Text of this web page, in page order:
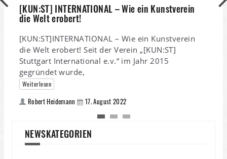
[KUN:ST] INTERNATIONAL – Wie ein Kunstverein
die Welt erobert!
[KUN:ST]INTERNATIONAL – Wie ein Kunstverein
die Welt erobert! Seit der Verein „[KUN:ST]
Stuttgart International e.v.“ im Jahr 2015
gegründet wurde,
Weiterlesen
Robert Heidemann 17. August 2022
NEWSKATEGORIEN